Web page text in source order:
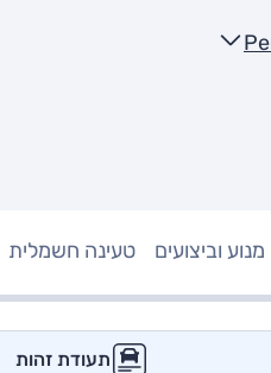
מנוע וביצועים טעינה חשמלית
תעודת זהות